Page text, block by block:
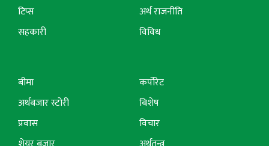
टिप्स
सहकारी
अर्थ राजनीति
विविध
बीमा
अर्थबजार स्टोरी
प्रवास
कर्पोरेट
बिशेष
विचार